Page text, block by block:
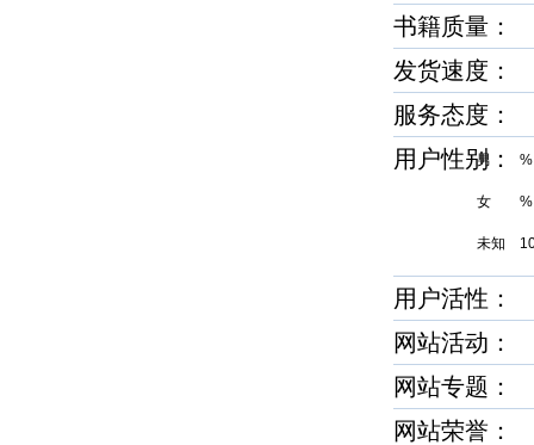
书籍质量
发货速度
服务态度
用户性别
男 %
女 %
未知
用户活性
网站活动：
网站专题：
网站荣誉